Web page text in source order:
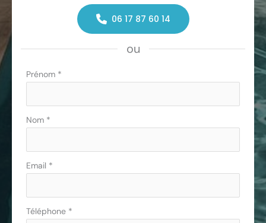
06 17 87 60 14
ou
Formulaire
avec
téléphone
Prénom *
Nom *
Email *
Téléphone *